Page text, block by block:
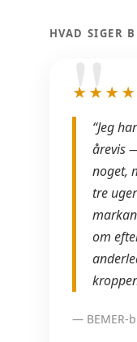
HVAD SIGER
“Jeg
årevis
noget,
tre
om
— BEMER-